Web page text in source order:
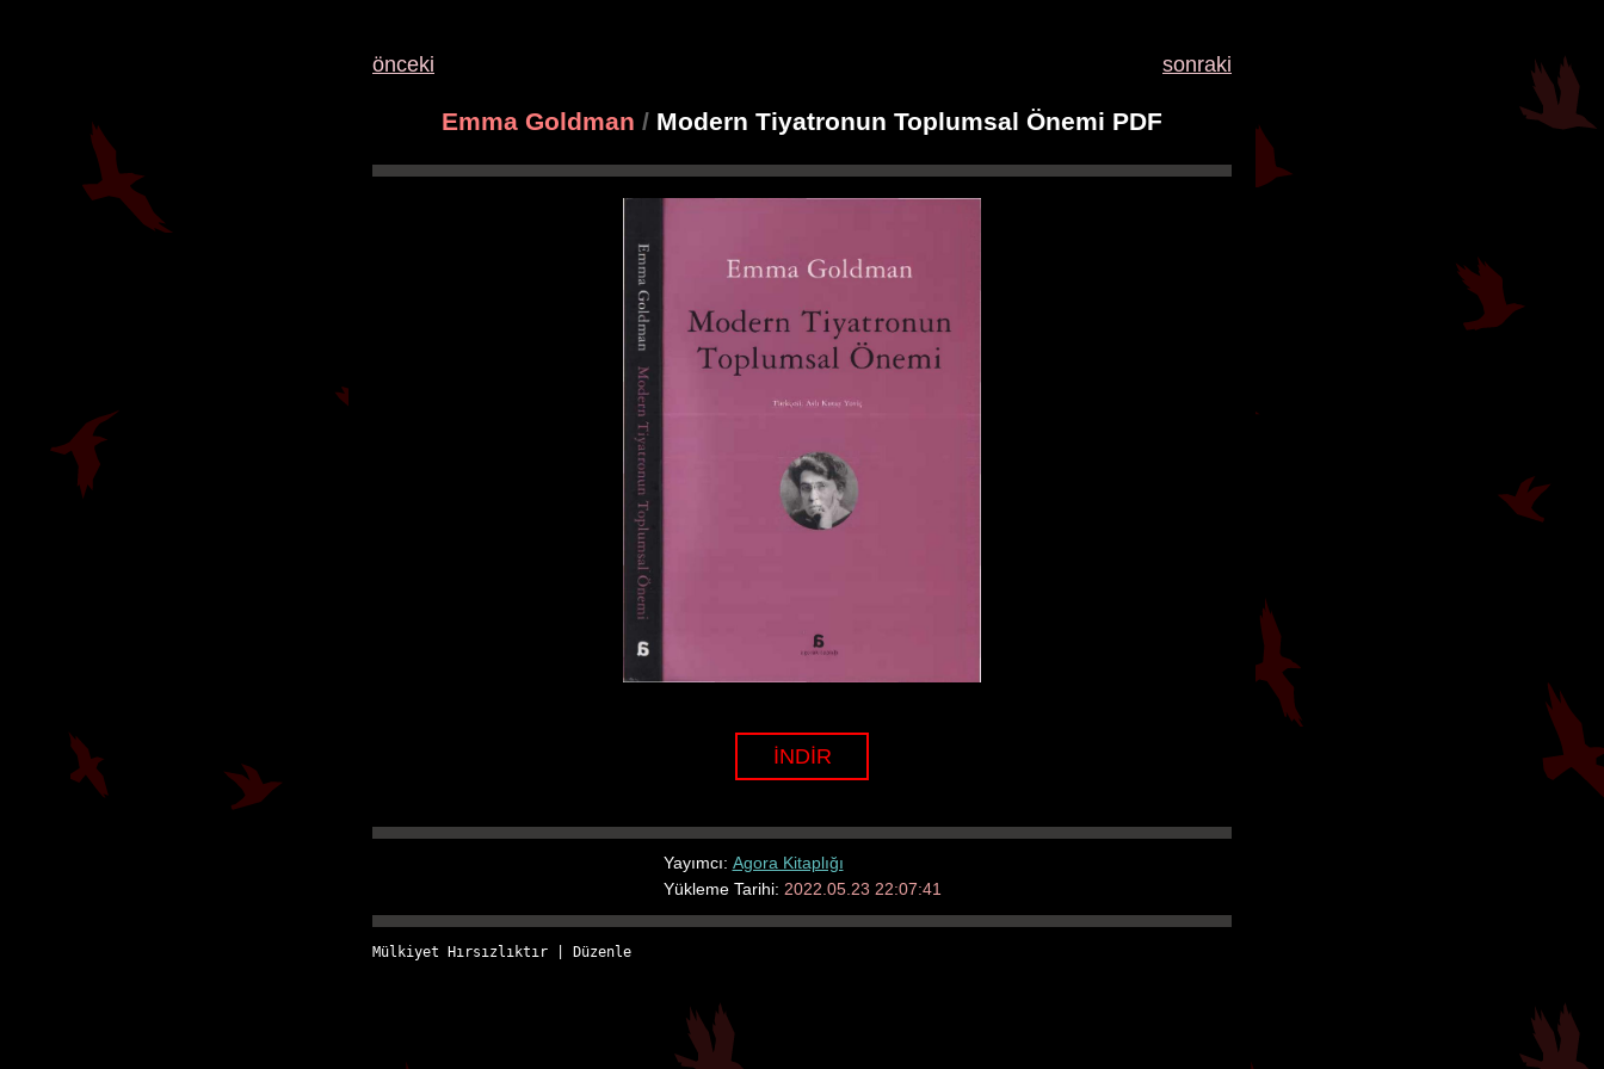
önceki sonraki
Emma Goldman / Modern Tiyatronun Toplumsal Önemi PDF
İNDİR
Yayımcı: Agora Kitaplığı
Yükleme Tarihi: 2022.05.23 22:07:41
Mülkiyet Hırsızlıktır Düzenle